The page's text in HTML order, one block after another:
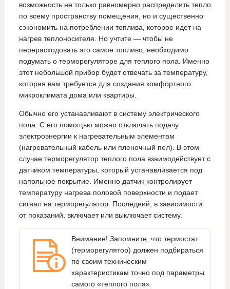
возможность не только равномерно распределить тепло
по всему пространству помещения, но и существенно
сэкономить на потреблении топлива, которое идет на
нагрев теплоносителя. Но учтите — чтобы не
перерасходовать это самое топливо, необходимо
подумать о терморегуляторе для теплого пола. Именно
этот небольшой прибор будет отвечать за температуру,
которая вам требуется для создания комфортного
микроклимата дома или квартиры.
Обычно его устанавливают в систему электрического
пола. С его помощью можно отключать подачу
электроэнергии к нагревательным элементам
(нагревательный кабель или пленочный пол). В этом
случае терморегулятор теплого пола взаимодействует с
датчиком температуры, который устанавливается под
напольное покрытие. Именно датчик контролирует
температуру нагрева половой поверхности и подает
сигнал на терморегулятор. Последний, в зависимости
от показаний, включает или выключает систему.
Внимание! Запомните, что термостат
(терморегулятор) должен подбираться
по своим техническим
характеристикам точно под параметры
самого «теплого пола».